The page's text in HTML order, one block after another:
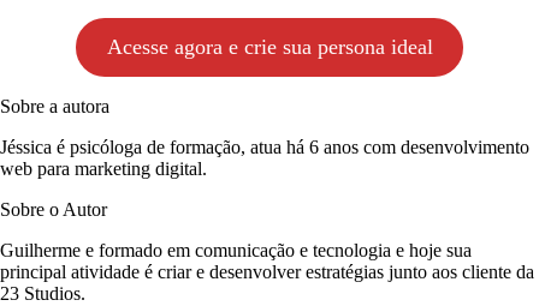
Acesse agora e crie sua persona ideal
Sobre a autora
Jéssica é psicóloga de formação, atua há 6 anos com desenvolvimento
web para marketing digital.
Sobre o Autor
Guilherme e formado em comunicação e tecnologia e hoje sua
principal atividade é criar e desenvolver estratégias junto aos cliente da
23 Studios.